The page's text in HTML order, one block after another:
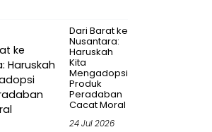
Dari Barat ke
Nusantara:
Haruskah
Kita
Mengadopsi
Produk
Peradaban
Cacat Moral
24 Jul 2026